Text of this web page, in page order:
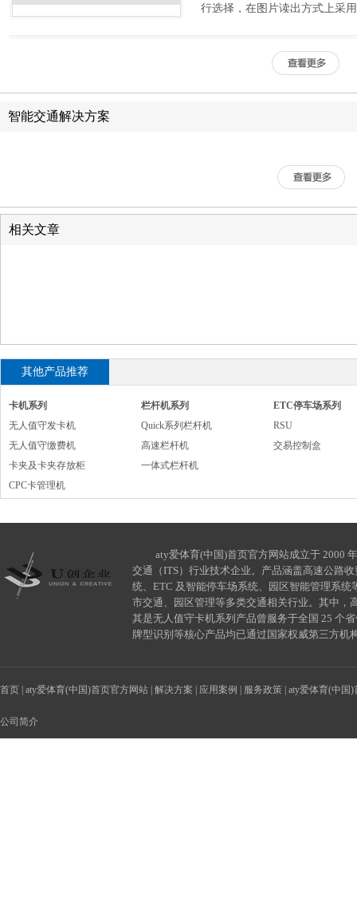
行选择，在图片读出方式上采
视频读写器可应用于高速
智能交通解决方案
相关文章
其他产品推荐
卡机系列
无人值守发卡机
无人值守缴费机
卡夹及卡夹存放柜
CPC卡管理机
栏杆机系列
Quick系列栏杆机
高速栏杆机
一体式栏杆机
ETC停车场系列
RSU
交易控制盒
aty爱体育(中国)首页官方网站成立于 2000 年
交通（ITS）行业技术企业。产品涵盖高速公路
统、ETC 及智能停车场系统、园区智能管理系统
市交通、园区管理等多类交通相关行业。其中，
其是无人值守卡机系列产品曾服务于全国 25 个
牌型识别等核心产品均已通过国家权威第三方机
首页 aty爱体育(中国)首页官方网站 解决方案 应用案例 服务政策 aty爱体育(中国
公司简介